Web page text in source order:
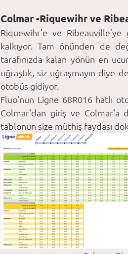
Colmar -Riquewihr ve
Riquewihr’e ve
kalkıyor. Tam önünden de
tarafınızda kalan yönün en
uğraştık, siz uğraşmayın diye
otobüs gidiyor.
Fluo'nun Ligne 68R016 hatlı
Colmar'dan giriş ve Colmar'a
tablonun size müthiş faydası